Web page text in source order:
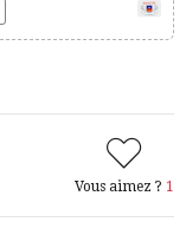
Vous aimez ? 1